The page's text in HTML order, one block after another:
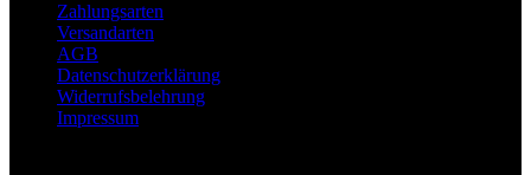
Zahlungsarten
Versandarten
AGB
Datenschutzerklärung
Widerrufsbelehrung
Impressum